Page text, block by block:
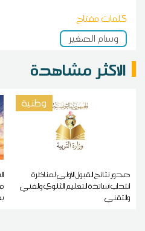
كلمات مفتاح
وسام الصغير
الاكثر مشاهدة
وطنية
صدور نتائج القبول الأولي لمناظرة
انتداب أساتذة التعليم الثانوي والفني
والتقني